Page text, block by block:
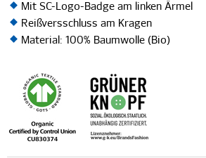
Mit SC-Logo-Badge am linken Ärmel
Reißversschluss am Kragen
Material: 100% Baumwolle (Bio)